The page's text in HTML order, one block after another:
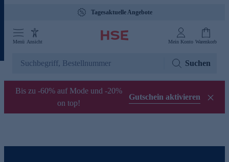
Tagesaktuelle Angebote
Menü Ansicht Mein Konto Warenkorb
Suchen
Bis zu -60% auf Mode und -20%
on top!
Gutschein aktivieren